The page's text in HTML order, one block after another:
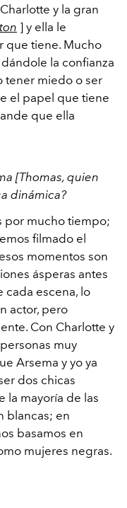
y la gran
] y ella le
que tiene. Mucho
la confianza
tener miedo o ser
el papel que tiene
que ella
[Thomas, quien
dinámica?
por mucho tiempo;
filmado el
momentos son
ásperas antes
cada escena, lo
actor, pero
Con Charlotte y
muy
Arsema y yo ya
dos chicas
la mayoría de las
blancas; en
basamos en
mujeres negras.